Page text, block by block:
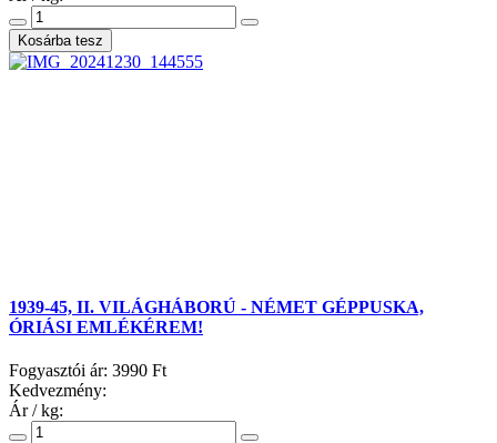
1939-45, II. VILÁGHÁBORÚ - NÉMET GÉPPUSKA,
ÓRIÁSI EMLÉKÉREM!
Fogyasztói ár: 3990 Ft
Kedvezmény:
Ár / kg: